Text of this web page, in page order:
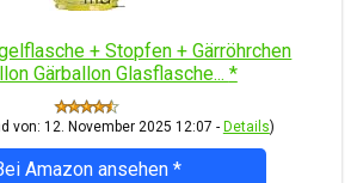
+ Stopfen + Gärröhrchen
Gärballon Glasflasche... *
von: 12. November 2025 12:07 - Details)
Amazon ansehen *